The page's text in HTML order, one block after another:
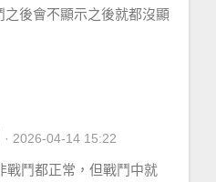
之後會不顯示之後就都沒顯
· 2026-04-14 15:22
戰鬥都正常，但戰鬥中就